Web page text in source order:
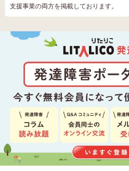
支援事業の両方を掲載しております。